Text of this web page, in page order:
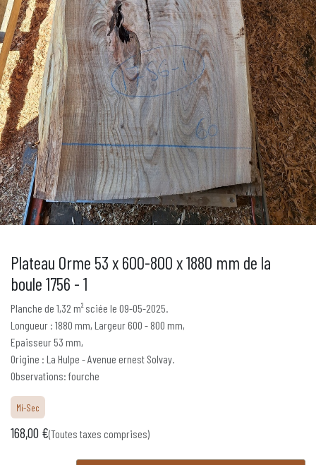
Plateau Orme 53 x 600-800 x 1880 mm de la
boule 1756 - 1
Planche de 1,32 m² sciée le 09-05-2025.
Longueur : 1880 mm, Largeur 600 - 800 mm,
Epaisseur 53 mm,
Origine : La Hulpe - Avenue ernest Solvay.
Observations: fourche
Mi-Sec
168,00 €(Toutes taxes comprises)